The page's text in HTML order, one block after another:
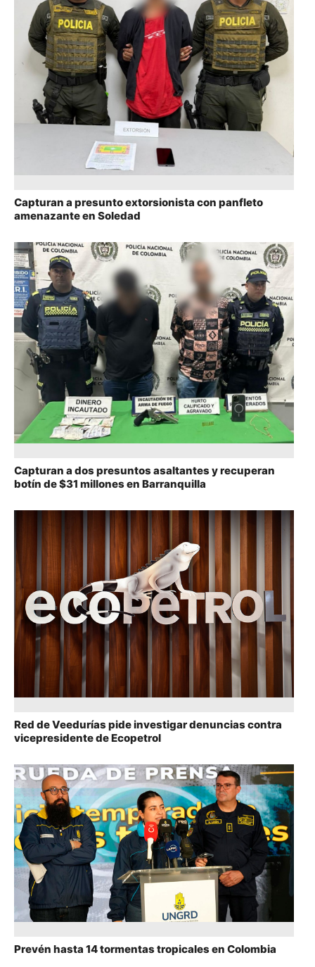
Capturan a presunto extorsionista con panfleto
amenazante en Soledad
Capturan a dos presuntos asaltantes y recuperan
botín de $31 millones en Barranquilla
Red de Veedurías pide investigar denuncias contra
vicepresidente de Ecopetrol
Prevén hasta 14 tormentas tropicales en Colombia